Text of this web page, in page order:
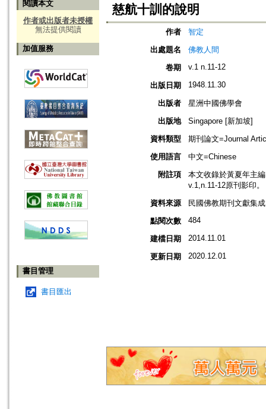
閱讀本文
作者或出版者未授權
無法提供閱讀
加值服務
書目管理
書目匯出
慈航十訓的說明
作者
智定
出處題名
佛教人間
卷期
v.1 n.11-12
出版日期 1948.11.30
出版者
星洲中國佛學會
出版地
Singapore [新加坡]
資料類型
期刊論文=Journal
使用語言
中文=Chinese
附註項
本文收錄於黃夏年主
v.1,n.11-12原刊影印。
資料來源
民國佛教期刊文獻集
點閱次數
484
建檔日期 2014.11.01
更新日期 2020.12.01